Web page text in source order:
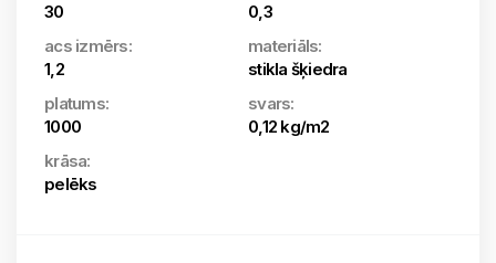
30
0,3
acs izmērs:
1,2
materiāls:
stikla šķiedra
platums:
1000
svars:
0,12 kg/m2
krāsa:
pelēks